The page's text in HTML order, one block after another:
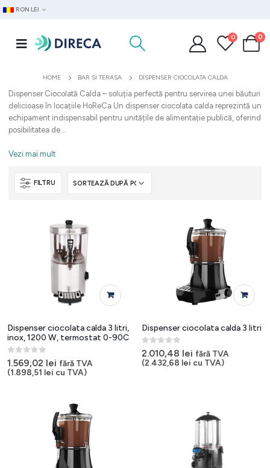
RON LEI
0 0
HOME BAR SI TERASA DISPENSER CIOCOLATA CALDA
Dispenser Ciocolată Calda – soluția perfectă pentru servirea unei băuturi
delicioase în locațiile HoReCa Un dispenser ciocolata calda reprezintă un
echipament indispensabil pentru unitățile de alimentație publică, oferind
posibilitatea de...
Vezi mai mult
FILTRU
Dispenser ciocolata calda 3 litri,
inox, 1200 W, termostat 0-90C
0 out of 5
1.569,02 lei fără TVA
(1.898,51 lei cu TVA)
Dispenser ciocolata calda 3 litri
0out of 5
2.010,48 lei fără TVA
(2.432,68 lei cu TVA)